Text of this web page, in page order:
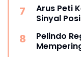
Arus Peti
Sinyal
Pelindo